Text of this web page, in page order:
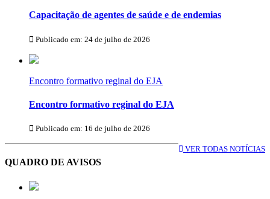
Capacitação de agentes de saúde e de endemias
Publicado em: 24 de julho de 2026
Encontro formativo reginal do EJA
Encontro formativo reginal do EJA
Publicado em: 16 de julho de 2026
VER TODAS NOTÍCIAS
QUADRO DE AVISOS